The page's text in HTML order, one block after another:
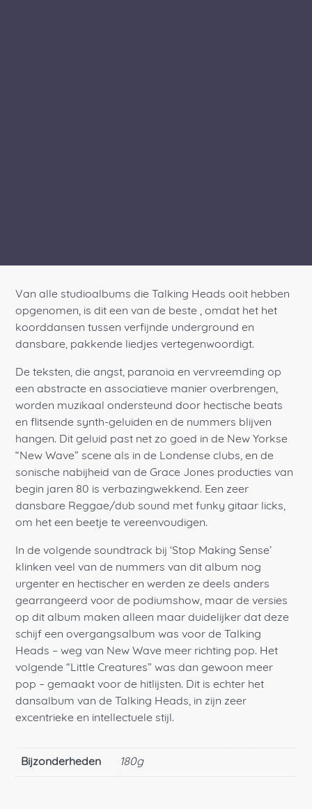
Van alle studioalbums die Talking Heads ooit hebben
opgenomen, is dit een van de beste , omdat het het
koorddansen tussen verfijnde underground en
dansbare, pakkende liedjes vertegenwoordigt.
De teksten, die angst, paranoia en vervreemding op
een abstracte en associatieve manier overbrengen,
worden muzikaal ondersteund door hectische beats
en flitsende synth-geluiden en de nummers blijven
hangen. Dit geluid past net zo goed in de New Yorkse
“New Wave” scene als in de Londense clubs, en de
sonische nabijheid van de Grace Jones producties van
begin jaren 80 is verbazingwekkend. Een zeer
dansbare Reggae/dub sound met funky gitaar licks,
om het een beetje te vereenvoudigen.
In de volgende soundtrack bij ‘Stop Making Sense’
klinken veel van de nummers van dit album nog
urgenter en hectischer en werden ze deels anders
gearrangeerd voor de podiumshow, maar de versies
op dit album maken alleen maar duidelijker dat deze
schijf een overgangsalbum was voor de Talking
Heads – weg van New Wave meer richting pop. Het
volgende “Little Creatures” was dan gewoon meer
pop – gemaakt voor de hitlijsten. Dit is echter het
dansalbum van de Talking Heads, in zijn zeer
excentrieke en intellectuele stijl.
Bijzonderheden 180g